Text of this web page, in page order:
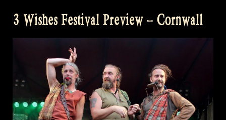
Weil
am
Rhein“
3 Wishes Festival Preview – Cornwall